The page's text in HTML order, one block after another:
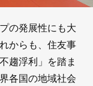
の発展性にも大
からも、住友事
趨浮利」を踏ま
各国の地域社会